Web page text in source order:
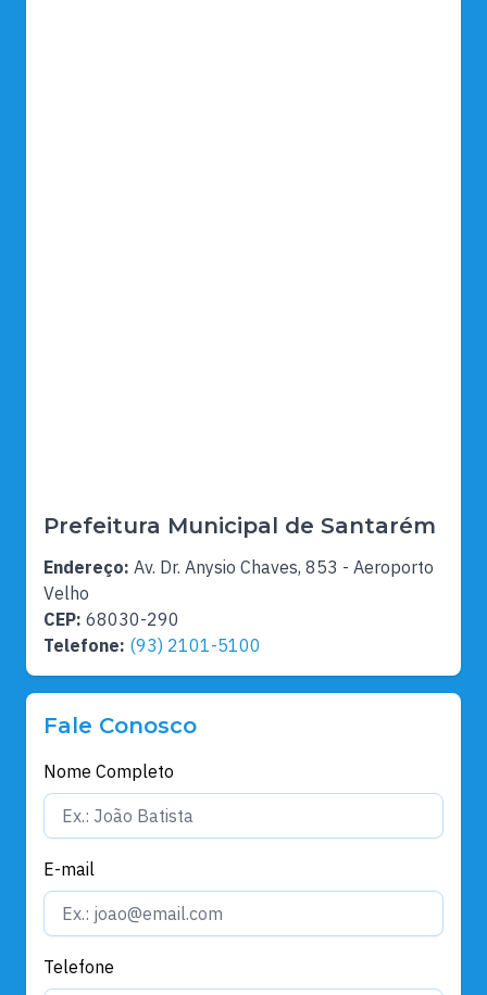
Prefeitura Municipal de Santarém
Endereço: Av. Dr. Anysio Chaves, 853 - Aeroporto
Velho
CEP: 68030-290
Telefone: (93) 2101-5100
Fale Conosco
Nome Completo
E-mail
Telefone